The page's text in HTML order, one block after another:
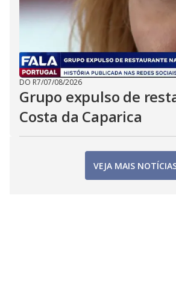
DO R7/07/08/2026
Grupo expulso de
Costa da Caparica
VEJA MAIS